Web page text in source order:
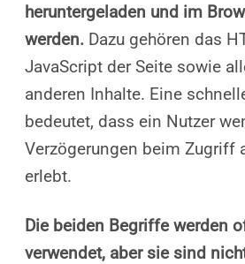
heruntergeladen und im
werden. Dazu gehören das
JavaScript der Seite sowie
anderen Inhalte. Eine
bedeutet, dass ein Nutzer
Verzögerungen beim Zugriff
erlebt.
Die beiden Begriffe werden
verwendet, aber sie sind